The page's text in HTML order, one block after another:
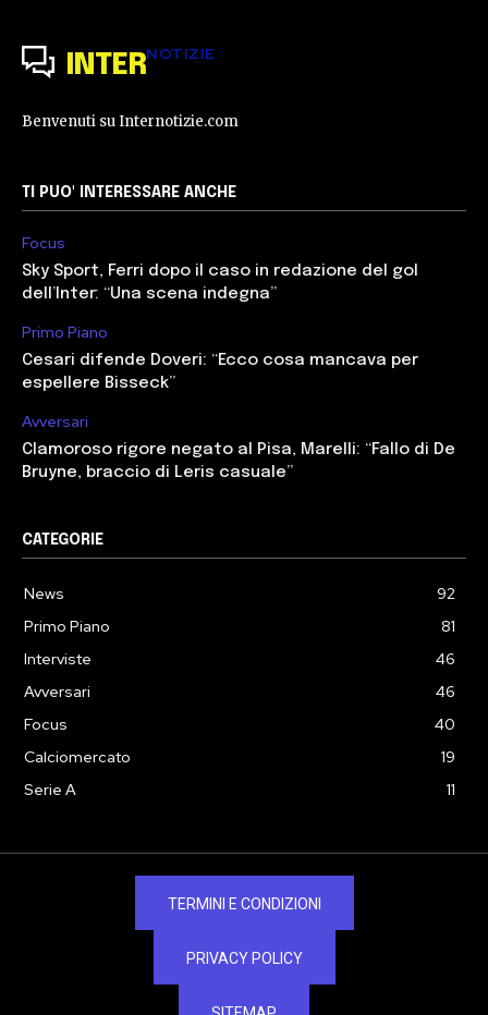
INTERNOTIZIE
Benvenuti su Internotizie.com
TI PUO' INTERESSARE ANCHE
Focus
Sky Sport, Ferri dopo il caso in redazione del gol
dell’Inter: “Una scena indegna”
Primo Piano
Cesari difende Doveri: “Ecco cosa mancava per
espellere Bisseck”
Avversari
Clamoroso rigore negato al Pisa, Marelli: “Fallo di De
Bruyne, braccio di Leris casuale”
CATEGORIE
News
92
Primo Piano
81
Interviste
46
Avversari
46
Focus
40
Calciomercato
19
Serie A
11
TERMINI E CONDIZIONI
PRIVACY POLICY